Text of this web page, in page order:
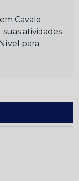
Cavalo
suas atividades
para